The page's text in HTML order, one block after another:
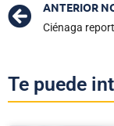
ANTERIOR
Ciénaga
Te puede